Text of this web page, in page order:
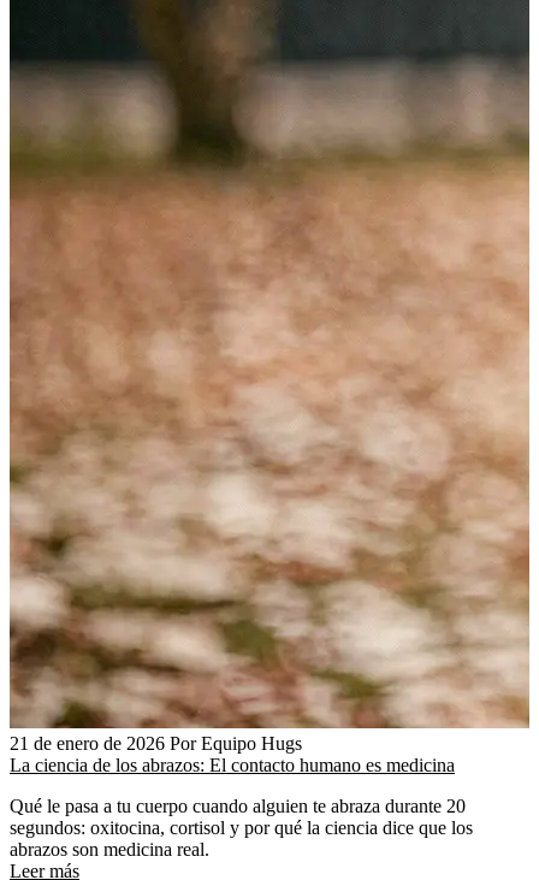
21 de enero de 2026 Por Equipo Hugs
La ciencia de los abrazos: El contacto humano es medicina
Qué le pasa a tu cuerpo cuando alguien te abraza durante 20
segundos: oxitocina, cortisol y por qué la ciencia dice que los
abrazos son medicina real.
Leer más